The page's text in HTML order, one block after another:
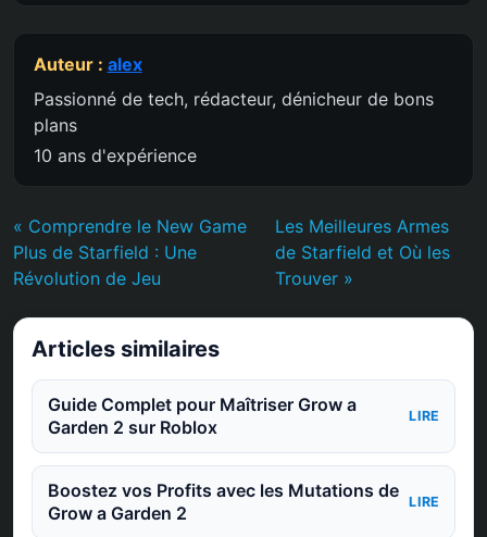
Auteur : alex
Passionné de tech, rédacteur, dénicheur de bons
plans
10 ans d'expérience
« Comprendre le New Game
Plus de Starfield : Une
Révolution de Jeu
Les Meilleures Armes
de Starfield et Où les
Trouver »
Articles similaires
Guide Complet pour Maîtriser Grow a
Garden 2 sur Roblox
LIRE
Boostez vos Profits avec les Mutations de
Grow a Garden 2
LIRE